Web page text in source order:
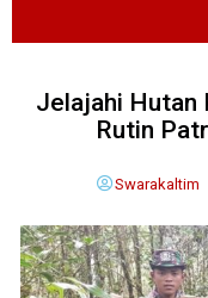
Jelajahi Hutan
Rutin
Swarakaltim